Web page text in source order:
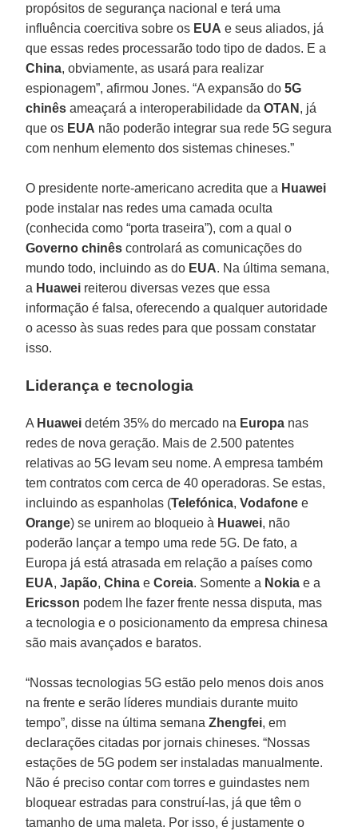
propósitos de segurança nacional e terá uma
influência coercitiva sobre os EUA e seus aliados, já
que essas redes processarão todo tipo de dados. E a
China, obviamente, as usará para realizar
espionagem”, afirmou Jones. “A expansão do5G
chinês ameaçará a interoperabilidade daOTAN , já
que os EUA não poderão integrar sua rede 5G segura
com nenhum elemento dos sistemas chineses.”
O presidente norte-americano acredita que a Huawei
pode instalar nas redes uma camada oculta
(conhecida como “porta traseira”), com a qual o
Governo chinês controlará as comunicações do
mundo todo, incluindo as do EUA. Na última semana,
a Huawei reiterou diversas vezes que essa
informação é falsa, oferecendo a qualquer autoridade
o acesso às suas redes para que possam constatar
isso.
Liderança e tecnologia
A Huawei detém 35% do mercado na Europa nas
redes de nova geração. Mais de 2.500 patentes
relativas ao 5G levam seu nome. A empresa também
tem contratos com cerca de 40 operadoras. Se estas,
incluindo as espanholas (Telefónica,Vodafone e
Orange) se unirem ao bloqueio à Huawei, não
poderão lançar a tempo uma rede 5G. De fato, a
Europa já está atrasada em relação a países como
EUA,Japão,China eCoreia. Somente a Nokia e a
Ericsson podem lhe fazer frente nessa disputa, mas
a tecnologia e o posicionamento da empresa chinesa
são mais avançados e baratos.
“Nossas tecnologias 5G estão pelo menos dois anos
na frente e serão líderes mundiais durante muito
tempo”, disse na última semanaZhengfei, em
declarações citadas por jornais chineses. “Nossas
estações de 5G podem ser instaladas manualmente.
Não é preciso contar com torres e guindastes nem
bloquear estradas para construí-las, já que têm o
tamanho de uma maleta. Por isso, é justamente o